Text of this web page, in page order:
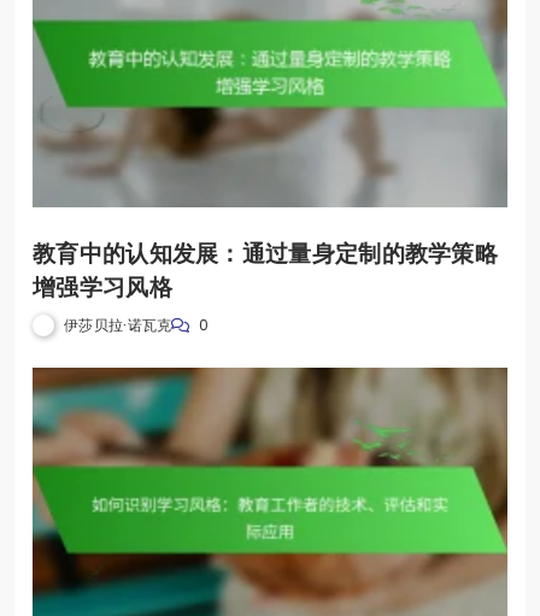
教育中的认知发展：通过量身定制的教学策略
增强学习风格
伊莎贝拉·诺瓦克 0